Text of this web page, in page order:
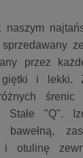
naszym
przez
i lekki.
śrenic
Stałe "Q".
bawełną,
i otulinę